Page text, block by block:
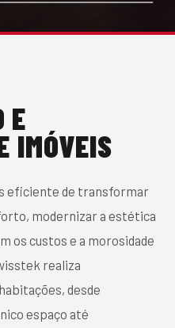
E
IMÓVEIS
eficiente de transformar
modernizar a estética
os custos e a morosidade
realiza
desde
espaço até